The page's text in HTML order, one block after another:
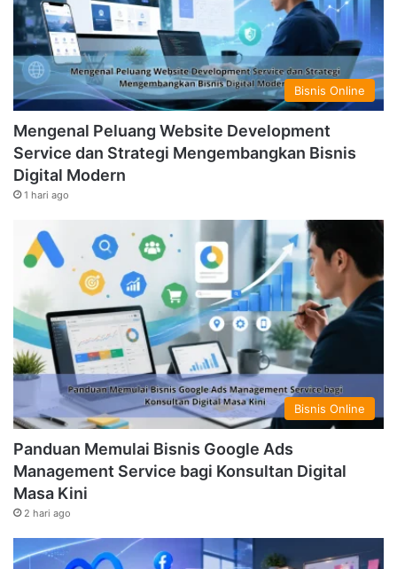
Bisnis Online
Mengenal Peluang Website Development
Service dan Strategi Mengembangkan Bisnis
Digital Modern
1 hari ago
Bisnis Online
Panduan Memulai Bisnis Google Ads
Management Service bagi Konsultan Digital
Masa Kini
2 hari ago